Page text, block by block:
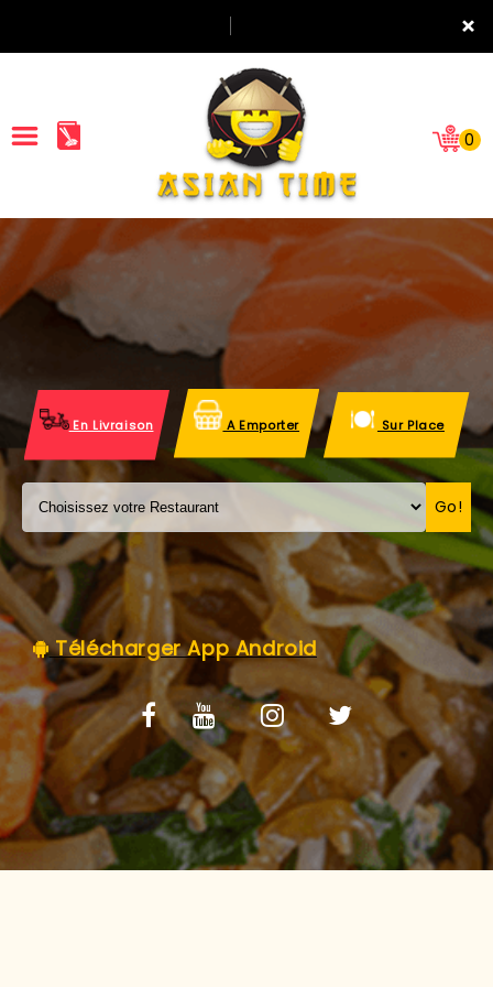
×
ACCUEIL
LA CARTE
VOS AVIS
MENTIONS LÉGALES
C.G.V
0
En Livraison A Emporter Sur Place
Go!
Télécharger App Android